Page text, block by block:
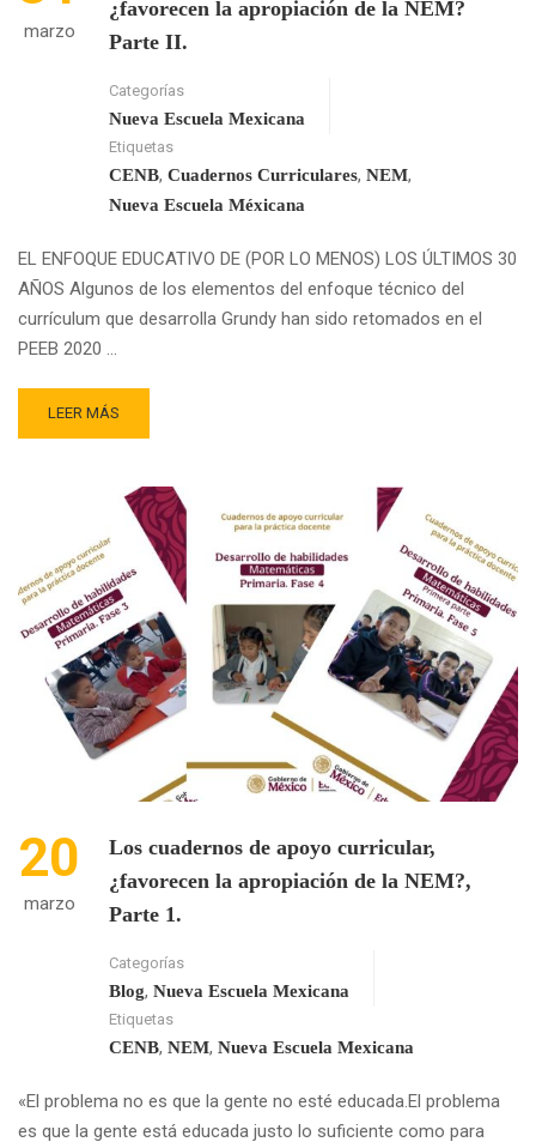
marzo
¿favorecen la apropiación de la NEM?
Parte II.
Categorías
Nueva Escuela Mexicana
Etiquetas
CENB, Cuadernos Curriculares, NEM,
Nueva Escuela Méxicana
EL ENFOQUE EDUCATIVO DE (POR LO MENOS) LOS ÚLTIMOS 30
AÑOS Algunos de los elementos del enfoque técnico del
currículum que desarrolla Grundy han sido retomados en el
PEEB 2020 …
READ
MORE
CUADERNOS
APOYO
CURRICULAR,
¿FAVORECEN
LA
APROPIACIÓN
DE
LA
NEM?
PARTE
LEER MÁS
20
marzo
Los cuadernos de apoyo curricular,
¿favorecen la apropiación de la NEM?,
Parte 1.
Categorías
Blog, Nueva Escuela Mexicana
Etiquetas
CENB, NEM, Nueva Escuela Mexicana
«El problema no es que la gente no esté educada.El problema
es que la gente está educada justo lo suficiente como para